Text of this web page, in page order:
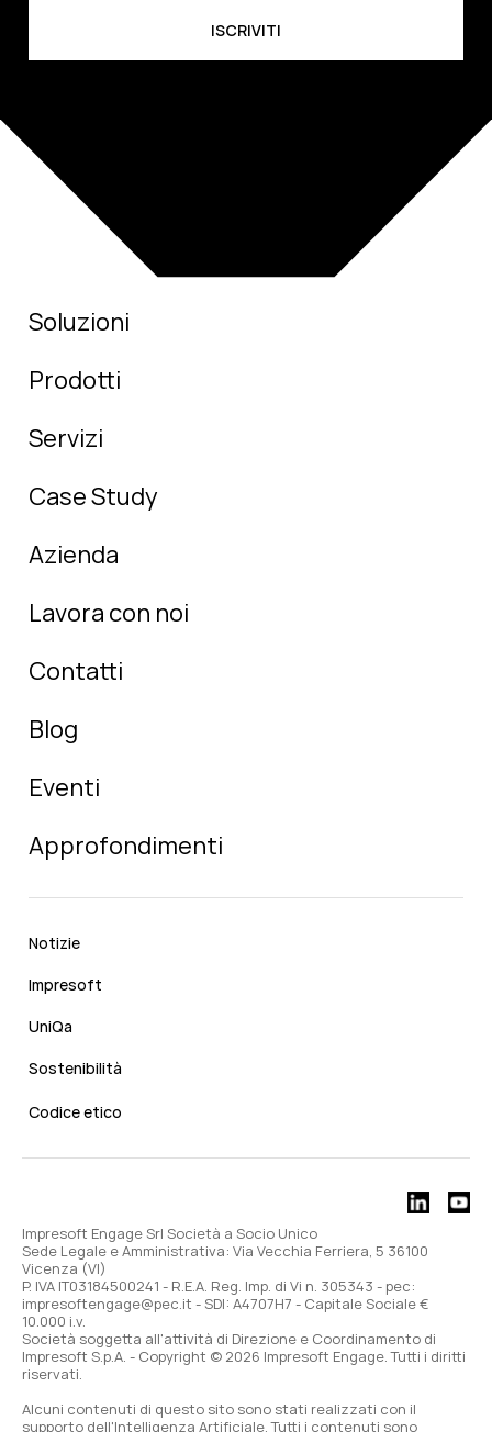
Soluzioni
Prodotti
Servizi
Case Study
Azienda
Lavora con noi
Contatti
Blog
Eventi
Approfondimenti
Notizie
Impresoft
UniQa
Sostenibilità
Codice etico
Impresoft Engage Srl Società a Socio Unico
Sede Legale e Amministrativa: Via Vecchia Ferriera, 5 36100
Vicenza (VI)
P. IVA IT03184500241 - R.E.A. Reg. Imp. di Vi n. 305343 - pec:
impresoftengage@pec.it - SDI: A4707H7 - Capitale Sociale €
10.000 i.v.
Società soggetta all'attività di Direzione e Coordinamento di
Impresoft S.p.A. - Copyright © 2026 Impresoft Engage. Tutti i diritti
riservati.
Alcuni contenuti di questo sito sono stati realizzati con il
supporto dell'Intelligenza Artificiale. Tutti i contenuti sono